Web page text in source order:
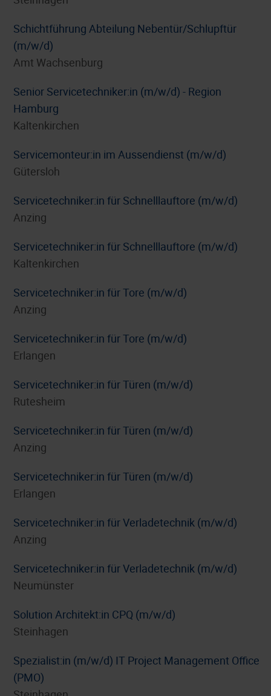
Schichtführung Abteilung Nebentür/Schlupftür
(m/w/d)
Amt Wachsenburg
Senior Servicetechniker:in (m/w/d) - Region
Hamburg
Kaltenkirchen
Servicemonteur:in im Aussendienst (m/w/d)
Gütersloh
Servicetechniker:in für Schnelllauftore (m/w/d)
Anzing
Servicetechniker:in für Schnelllauftore (m/w/d)
Kaltenkirchen
Servicetechniker:in für Tore (m/w/d)
Anzing
Servicetechniker:in für Tore (m/w/d)
Erlangen
Servicetechniker:in für Türen (m/w/d)
Rutesheim
Servicetechniker:in für Türen (m/w/d)
Anzing
Servicetechniker:in für Türen (m/w/d)
Erlangen
Servicetechniker:in für Verladetechnik (m/w/d)
Anzing
Servicetechniker:in für Verladetechnik (m/w/d)
Neumünster
Solution Architekt:in CPQ (m/w/d)
Steinhagen
Spezialist:in (m/w/d) IT Project Management Office
(PMO)